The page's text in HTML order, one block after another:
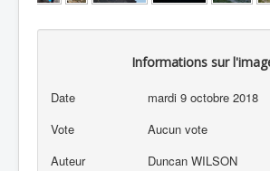
Informations sur
Date
mardi 9 octobre 2018
Vote
Aucun vote
Auteur
Duncan WILSON